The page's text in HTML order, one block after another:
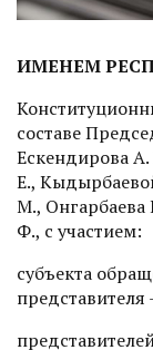
ИМЕНЕМ
составе
Ескендирова
Е.,
М., Онгарбаева
Ф., с участием:
субъекта